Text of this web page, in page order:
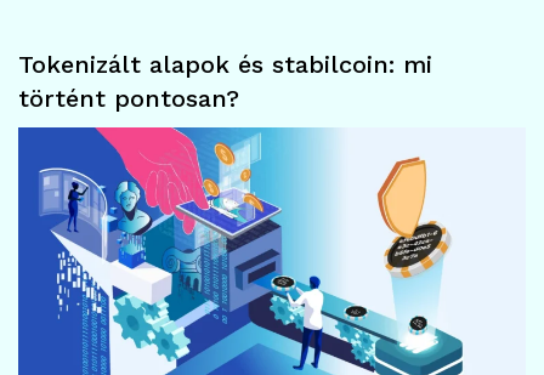
Tokenizált alapok és stabilcoin: mi
történt pontosan?